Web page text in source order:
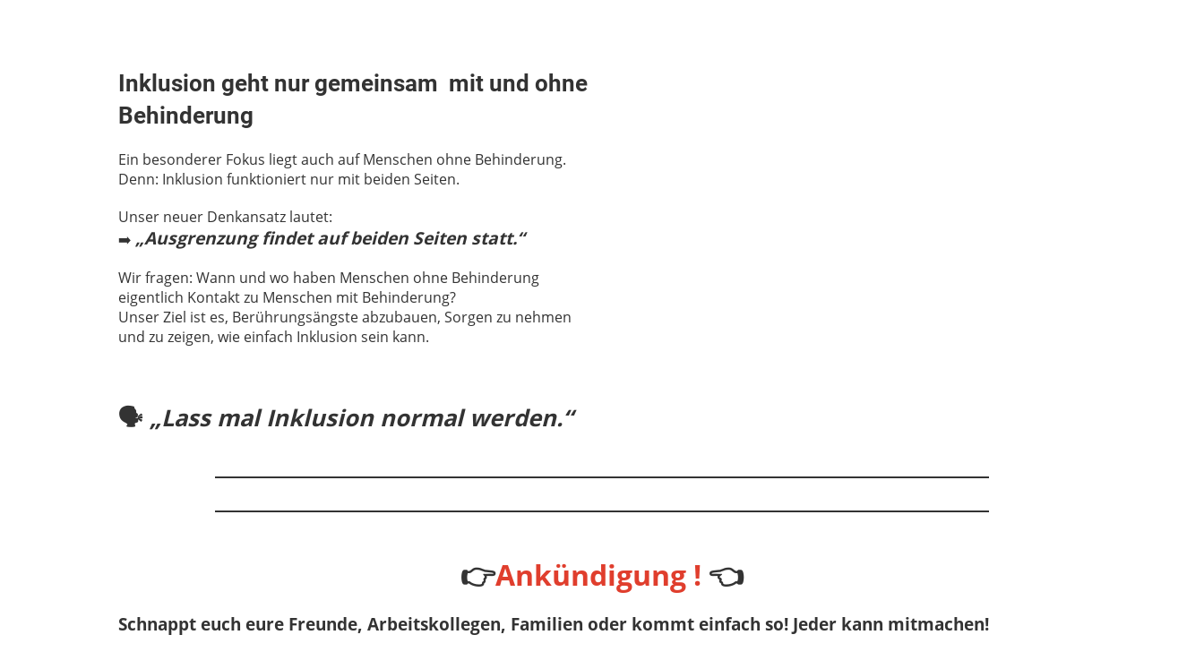
Inklusion geht nur gemeinsam mit und ohne
Behinderung
Ein besonderer Fokus liegt auch auf Menschen ohne Behinderung.
Denn: Inklusion funktioniert nur mit beiden Seiten.
Unser neuer Denkansatz lautet:
➡️ „Ausgrenzung findet auf beiden Seiten statt.“
Wir fragen: Wann und wo haben Menschen ohne Behinderung
eigentlich Kontakt zu Menschen mit Behinderung?
Unser Ziel ist es, Berührungsängste abzubauen, Sorgen zu nehmen
und zu zeigen, wie einfach Inklusion sein kann.
🗣️ „Lass mal Inklusion normal werden.“
👉Ankündigung ! 👈
Schnappt euch eure Freunde, Arbeitskollegen, Familien oder kommt einfach so! Jeder kann mitmachen!